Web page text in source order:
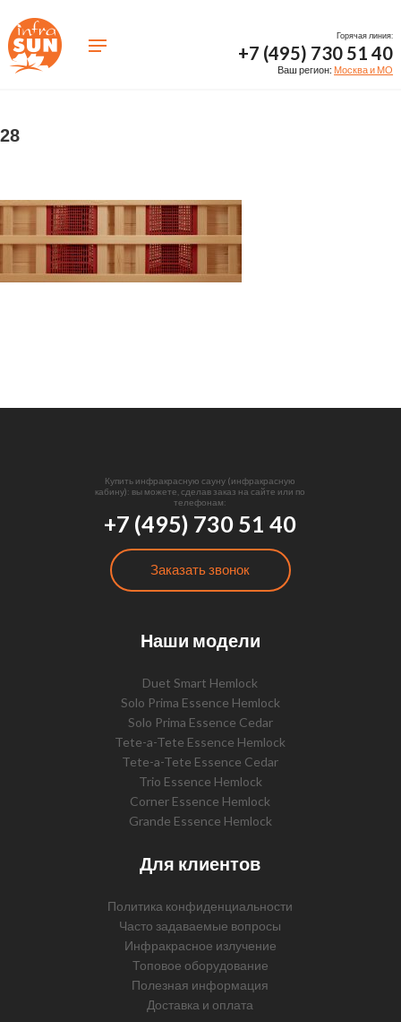
Горячая линия:
+7 (495) 730 51 40
Ваш регион: Москва и МО
28
Купить инфракрасную сауну (инфракрасную
кабину): вы можете, сделав заказ на сайте или по
телефонам:
+7 (495) 730 51 40
Заказать звонок
Наши модели
Duet Smart Hemlock
Solo Prima Essence Hemlock
Solo Prima Essence Cedar
Tete-a-Tete Essence Hemlock
Tete-a-Tete Essence Cedar
Trio Essence Hemlock
Corner Essence Hemlock
Grande Essence Hemlock
Для клиентов
Политика конфиденциальности
Часто задаваемые вопросы
Инфракрасное излучение
Топовое оборудование
Полезная информация
Доставка и оплата